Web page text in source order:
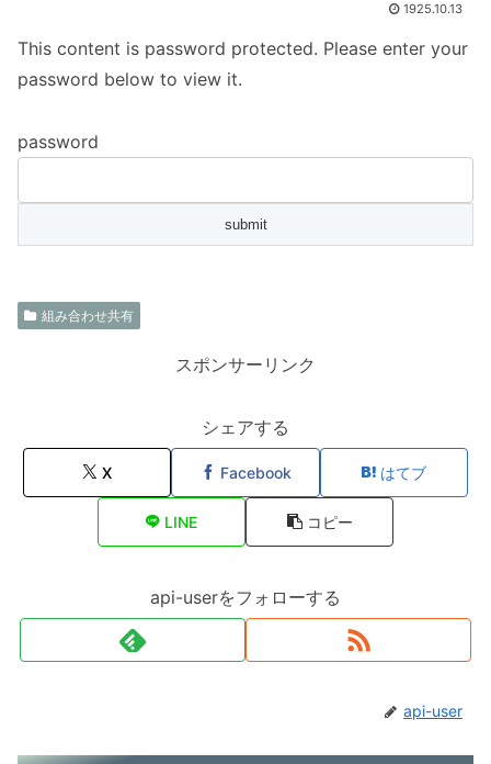
1925.10.13
This content is password protected. Please enter your
password below to view it.
password
組み合わせ共有
スポンサーリンク
シェアする
X Facebook はてブ
LINE コピー
api-userをフォローする
api-user